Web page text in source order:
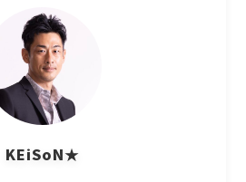
KEiSoN★